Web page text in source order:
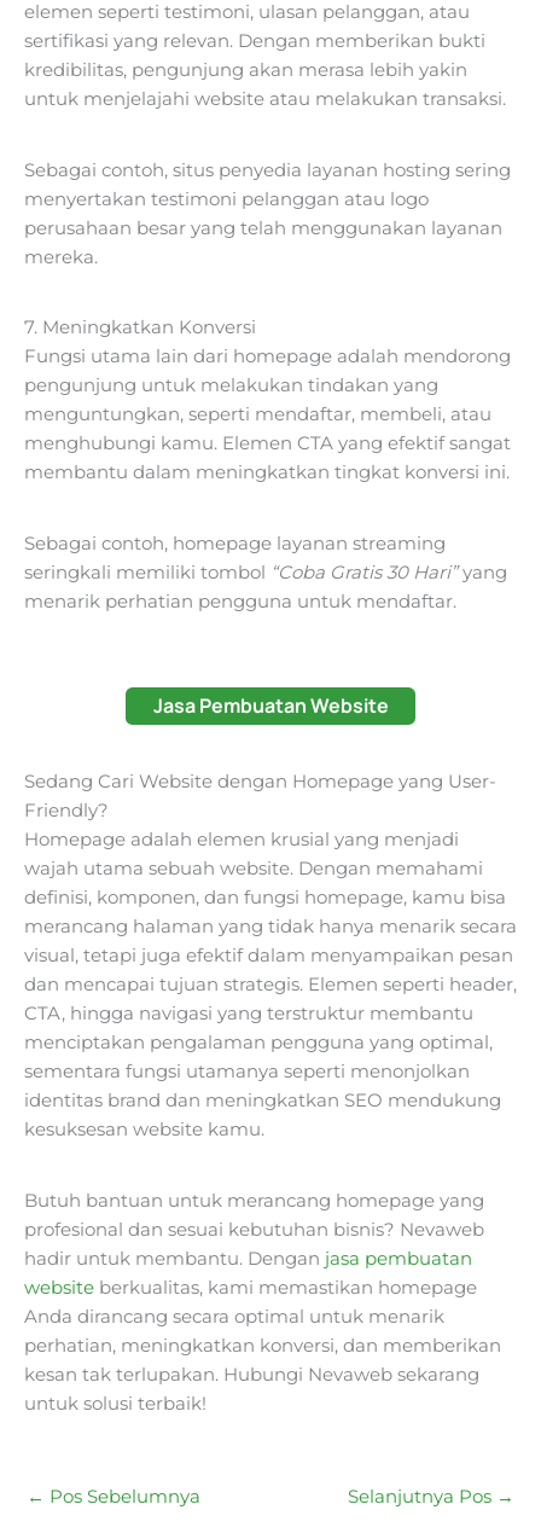
elemen seperti testimoni, ulasan pelanggan, atau
sertifikasi yang relevan. Dengan memberikan bukti
kredibilitas, pengunjung akan merasa lebih yakin
untuk menjelajahi website atau melakukan transaksi.
Sebagai contoh, situs penyedia layanan hosting sering
menyertakan testimoni pelanggan atau logo
perusahaan besar yang telah menggunakan layanan
mereka.
7. Meningkatkan Konversi
Fungsi utama lain dari homepage adalah mendorong
pengunjung untuk melakukan tindakan yang
menguntungkan, seperti mendaftar, membeli, atau
menghubungi kamu. Elemen CTA yang efektif sangat
membantu dalam meningkatkan tingkat konversi ini.
Sebagai contoh, homepage layanan streaming
seringkali memiliki tombol “Coba Gratis 30 Hari”yang
menarik perhatian pengguna untuk mendaftar.
Jasa Pembuatan Website
Sedang Cari Website dengan Homepage yang User-
Friendly?
Homepage adalah elemen krusial yang menjadi
wajah utama sebuah website. Dengan memahami
definisi, komponen, dan fungsi homepage, kamu bisa
merancang halaman yang tidak hanya menarik secara
visual, tetapi juga efektif dalam menyampaikan pesan
dan mencapai tujuan strategis. Elemen seperti header,
CTA, hingga navigasi yang terstruktur membantu
menciptakan pengalaman pengguna yang optimal,
sementara fungsi utamanya seperti menonjolkan
identitas brand dan meningkatkan SEO mendukung
kesuksesan website kamu.
Butuh bantuan untuk merancang homepage yang
profesional dan sesuai kebutuhan bisnis? Nevaweb
hadir untuk membantu. Dengan jasa pembuatan
website berkualitas, kami memastikan homepage
Anda dirancang secara optimal untuk menarik
perhatian, meningkatkan konversi, dan memberikan
kesan tak terlupakan. Hubungi Nevaweb sekarang
untuk solusi terbaik!
← Pos Sebelumnya Selanjutnya Pos →